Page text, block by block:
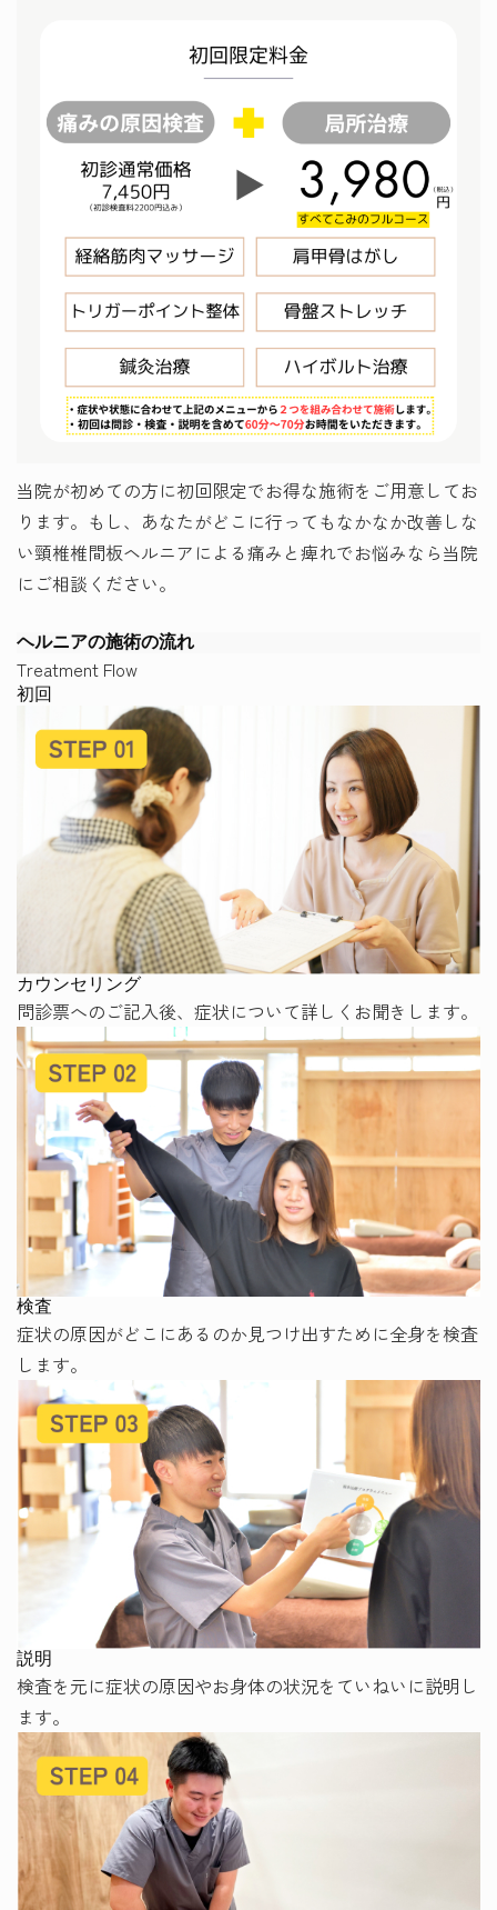
当院が初めての方に初回限定でお得な施術をご用意してお
ります。もし、あなたがどこに行ってもなかなか改善しな
い頸椎椎間板ヘルニアによる痛みと痺れでお悩みなら当院
にご相談ください。
ヘルニアの施術の流れ
Treatment Flow
初回
カウンセリング
問診票へのご記入後、症状について詳しくお聞きします。
検査
症状の原因がどこにあるのか見つけ出すために全身を検査
します。
説明
検査を元に症状の原因やお身体の状況をていねいに説明し
ます。